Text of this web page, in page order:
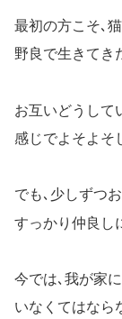
最初の方こそ､
野良で生きてき
お互いどうして
感じでよそよそ
でも､少しずつ
すっかり仲良し
今では､我が家に
いなくてはなら